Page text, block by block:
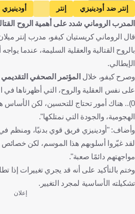
Getty Images
إنتر ضد أودينيزي إنتر أودينيزي
كريستيان كيفو
إيطاليا كرة قدم
المدرب الروماني شدد على أهمية الروح
قال الروماني كريستيان كيفو، مدرب إنتر
بالروح القتالية والعقلية السليمة، عندما
الإيطالي.
وصرح كيفو، خلال المؤتمر الصحفي التقديمي
0).. هناك أمور تحتاج للتحسين، لكن الأساس
الهجومية، والجودة التي نمتلكها".
وأضاف: "أودينيزي فريق قوي بدنيًا، ومنظم
لقد غيّروا أسلوبهم هذا الموسم، لكن خصائص
مواجهتهم دائمًا صعبة".
وختم بالتأكيد على أنه قد يجري تغييرات إذا
تشكيلته الأساسية لمجرد التغيير.
إعلان